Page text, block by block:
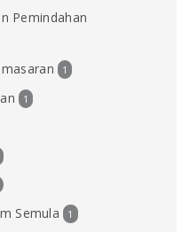
Pemindahan
1
1
Semula 1